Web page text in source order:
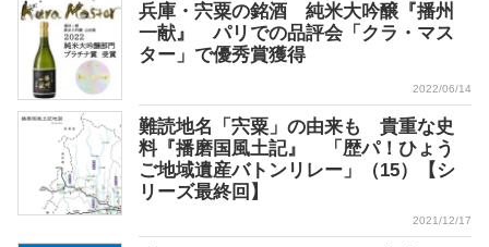
兵庫・宍粟の銘酒 純米大吟醸『播州
一献』 パリでの品評会「クラ・マス
ター」で優秀賞獲得
2022/06/14
難読地名「宍粟」の由来も 貴重な史
料『播磨国風土記』 「歴パ！ひょう
ご地域遺産バトンリレー」（15）【シ
リーズ最終回】
2021/12/17